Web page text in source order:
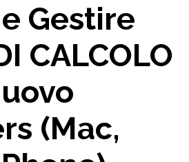
Gestire
CALCOLO
(Mac,